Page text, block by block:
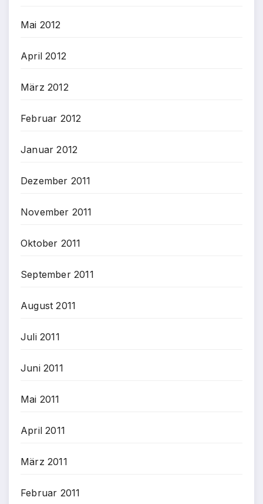
Mai 2012
April 2012
März 2012
Februar 2012
Januar 2012
Dezember 2011
November 2011
Oktober 2011
September 2011
August 2011
Juli 2011
Juni 2011
Mai 2011
April 2011
März 2011
Februar 2011